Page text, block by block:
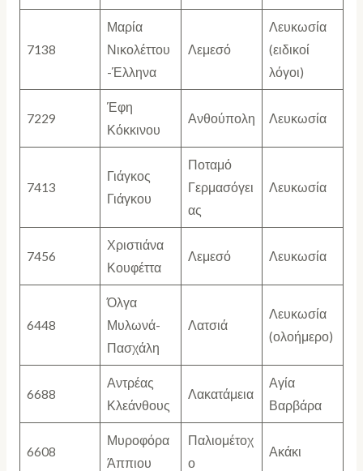
7138
Μαρία
Νικολέττου
-Έλληνα
Λεμεσό
Λευκωσία
(ειδικοί
λόγοι)
7229
Έφη
Κόκκινου
Ανθούπολη Λευκωσία
7413
Γιάγκος
Γιάγκου
Ποταμό
Γερμασόγει
ας
Λευκωσία
7456
Χριστιάνα
Κουφέττα
Λεμεσό Λευκωσία
6448
Όλγα
Μυλωνά-
Πασχάλη
Λατσιά
Λευκωσία
(ολοήμερο)
6688
Αντρέας
Κλεάνθους
Λακατάμεια
Αγία
Βαρβάρα
6608
Μυροφόρα
Άππιου
Παλιομέτοχ
ο
Ακάκι